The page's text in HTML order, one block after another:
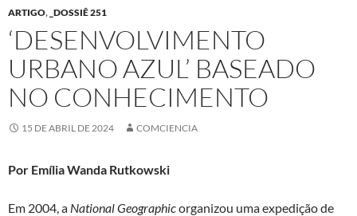
ARTIGO, _DOSSIÊ 251
‘DESENVOLVIMENTO
URBANO AZUL’ BASEADO
NO CONHECIMENTO
15 DE ABRIL DE 2024 COMCIENCIA
Por Emília Wanda Rutkowski
Em 2004, a National Geographicorganizou uma expedição de